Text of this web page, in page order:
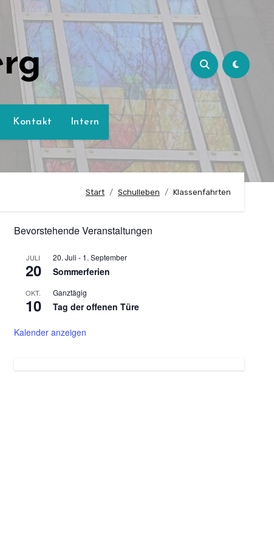
Kontakt Intern
Start Schulleben Klassenfahrten
Bevorstehende Veranstaltungen
JULI
20
20. Juli - 1. September
Sommerferien
OKT.
10
Ganztägig
Tag der offenen Türe
Kalender anzeigen